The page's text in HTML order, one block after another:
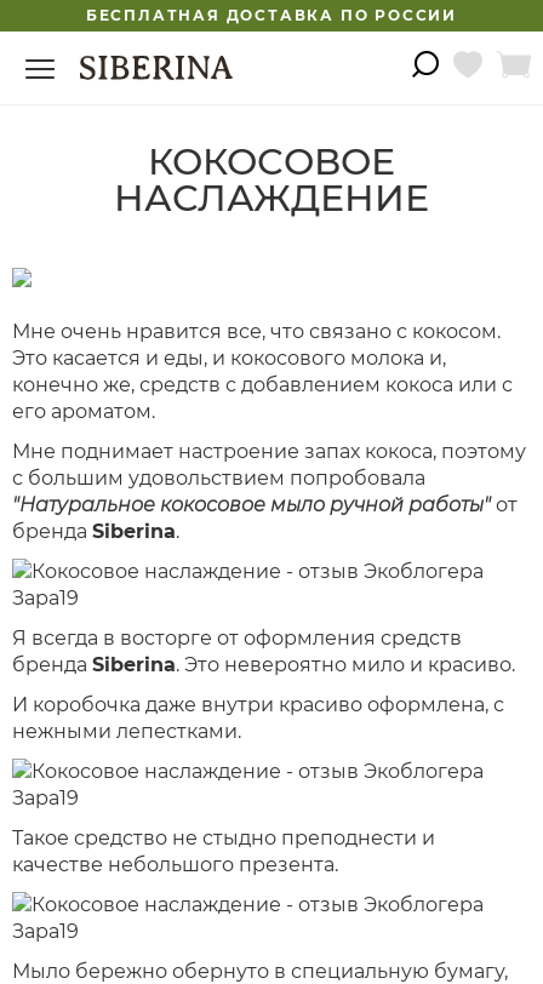
БЕСПЛАТНАЯ ДОСТАВКА ПО РОССИИ
КОКОСОВОЕ
НАСЛАЖДЕНИЕ
Мне очень нравится все, что связано с кокосом.
Это касается и еды, и кокосового молока и,
конечно же, средств с добавлением кокоса или с
его ароматом.
Мне поднимает настроение запах кокоса, поэтому
с большим удовольствием попробовала
"Натуральное кокосовое мыло ручной работы"от
бренда Siberina.
Я всегда в восторге от оформления средств
бренда Siberina. Это невероятно мило и красиво.
И коробочка даже внутри красиво оформлена, с
нежными лепестками.
Такое средство не стыдно преподнести и
качестве небольшого презента.
Мыло бережно обернуто в специальную бумагу,